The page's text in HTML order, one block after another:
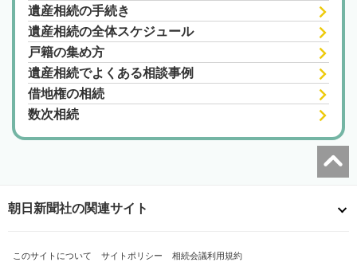
遺産相続の手続き
遺産相続の全体スケジュール
戸籍の集め方
遺産相続でよくある相談事例
借地権の相続
数次相続
朝日新聞社の関連サイト
このサイトについて サイトポリシー 相続会議利用規約